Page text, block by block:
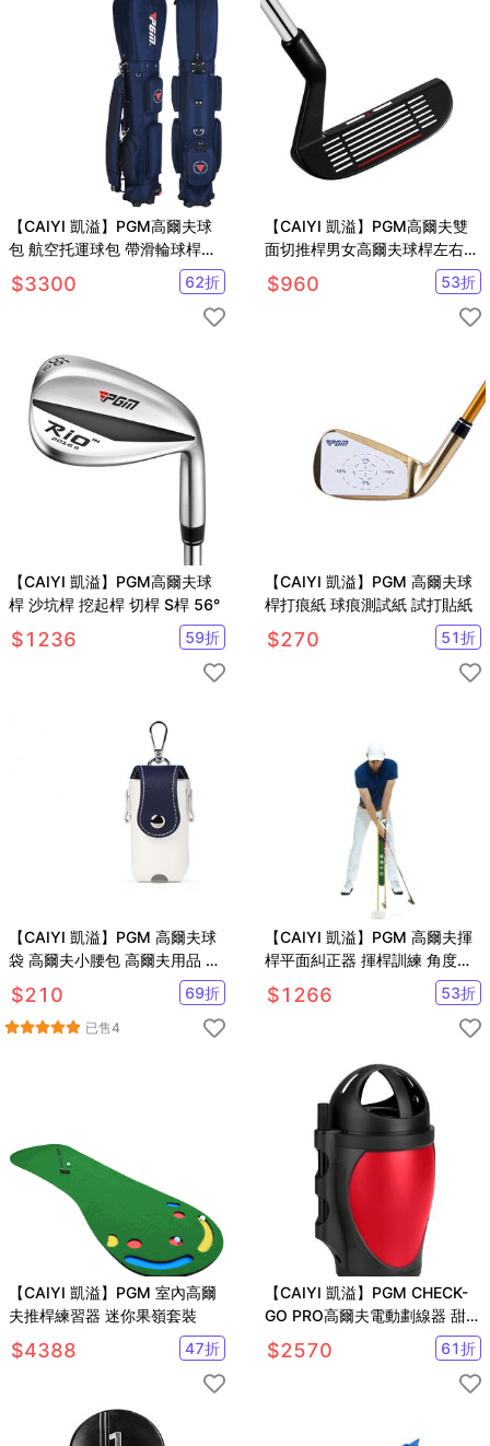
【CAIYI 凱溢】PGM高爾夫球
包 航空托運球包 帶滑輪球桿包
袋 旅行包
$3300 62折
【CAIYI 凱溢】PGM高爾夫雙
面切推桿男女高爾夫球桿左右手
低重心沙坑桿挖起桿
$960 53折
【CAIYI 凱溢】PGM高爾夫球
桿 沙坑桿 挖起桿 切桿 S桿 56°
$1236 59折
【CAIYI 凱溢】PGM 高爾夫球
桿打痕紙 球痕測試紙 試打貼紙
$270 51折
【CAIYI 凱溢】PGM 高爾夫球
袋 高爾夫小腰包 高爾夫用品 皮
革高爾夫球包
$210 69折
已售4
【CAIYI 凱溢】PGM 高爾夫揮
桿平面糾正器 揮桿訓練 角度調
節 姿勢矯正
$1266 53折
【CAIYI 凱溢】PGM 室內高爾
夫推桿練習器 迷你果嶺套裝
$4388 47折
【CAIYI 凱溢】PGM CHECK-
GO PRO高爾夫電動劃線器 甜心
電動畫球器
$2570 61折